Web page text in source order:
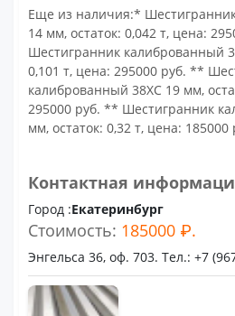
Еще из наличия:*
14 мм, остаток: 0,042 т, цена:
Шестигранник калиброванный
0,101 т, цена: 295000 руб. **
калиброванный 38ХС 19 мм,
295000 руб. ** Шестигранник
мм, остаток: 0,32 т, цена: 185000
Контактная
Город :Екатеринбург
Стоимость: 185000 ₽.
Энгельса 36, оф. 703. Тел.: +7